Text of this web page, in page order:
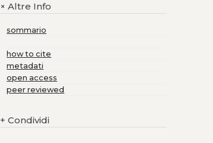
+Altre Info
sommario
how to cite
metadati
open access
peer reviewed
+ Condividi